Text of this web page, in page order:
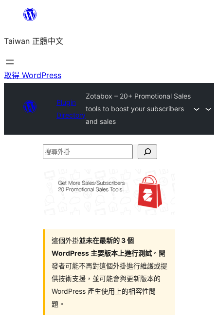
主
要
內
Taiwan 正體中文
取得 WordPress
Plugin
Directory
Zotabox – 20+ Promotional Sales
tools to boost your subscribers
and sales
搜
這個外掛並未在最新的 3 個
WordPress 主要版本上進行測試 。開
發者可能不再對這個外掛進行維護或提
供技術支援，並可能會與更新版本的
WordPress 產生使用上的相容性問
題。